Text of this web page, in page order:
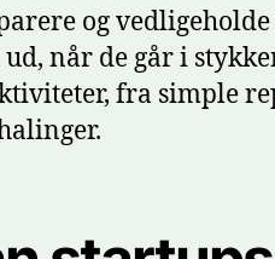
og
når de går i
fra simple